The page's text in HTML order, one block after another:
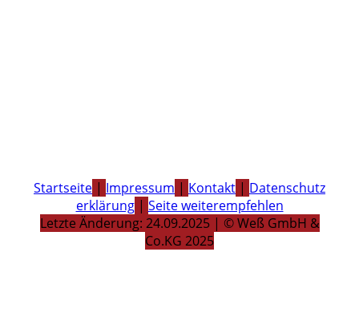
Startseite | Impressum | Kontakt | Datenschutz
erklärung| Seite weiterempfehlen
Letzte Änderung: 24.09.2025 | © Weß GmbH &
Co.KG 2025